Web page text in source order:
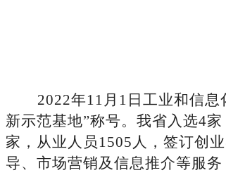
2022年11月1日工业和信息
新示范基地”称号。我省入选4
家，从业人员1505人，签订创
导、市场营销及信息推介等服